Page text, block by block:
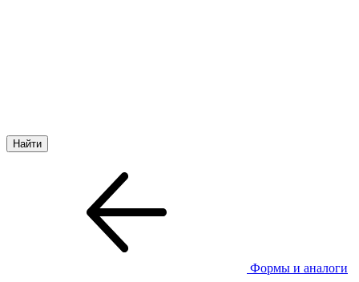
Формы и аналоги